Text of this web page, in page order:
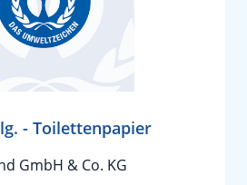
- Toilettenpapier
GmbH & Co. KG